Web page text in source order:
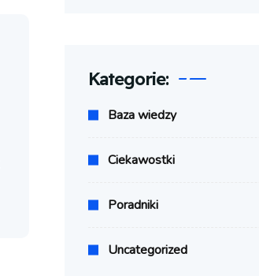
Kategorie:
Baza wiedzy
Ciekawostki
Poradniki
Uncategorized